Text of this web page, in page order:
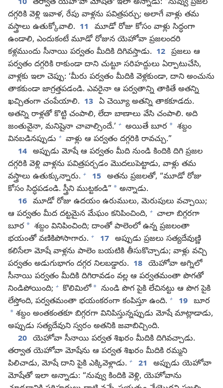
10 తర్వాత యెహోవా మోషేతో ఇలా అన్నాడు: “నువ్వు ప్రజల
దగ్గరికి వెళ్లి ఇవాళ, రేపు వాళ్లను పవిత్రపర్చు; అలాగే వాళ్లు తమ
వస్త్రాలు ఉతుక్కోవాలి. 11
మూడో రోజు కోసం వాళ్లు సిద్ధంగా
ఉండాలి, ఎందుకంటే మూడో రోజున యెహోవా ప్రజలందరి
కళ్లముందు సీనాయి పర్వతం మీదికి దిగివస్తాడు. 12 ప్రజలు ఆ
పర్వతం దగ్గరికి రాకుండా దాని చుట్టూ సరిహద్దులు ఏర్పాటుచేసి,
వాళ్లకు ఇలా చెప్పు: ‘మీరు పర్వతం మీదికి వెళ్లకుండా, దాని అంచును
తాకకుండా జాగ్రత్తపడండి. ఎవరైనా ఆ పర్వతాన్ని తాకితే అతన్ని
ఖచ్చితంగా చంపేయాలి. 13 ఏ చెయ్యీ అతన్ని తాకకూడదు.
అతన్ని రాళ్లతో కొట్టి చంపాలి, లేదా బాణాలు వేసి చంపాలి. అది
జంతువైనా, మనిషైనా చావాల్సిందే.’ + అయితే బూర * శబ్దం
వినబడినప్పుడు + వాళ్లు ఆ పర్వతం దగ్గరికి రావచ్చు.”
14 అప్పుడు మోషే ఆ పర్వతం మీది నుండి కిందికి దిగి ప్రజల
దగ్గరికి వెళ్లి వాళ్లను పవిత్రపర్చడం మొదలుపెట్టాడు, వాళ్లు తమ
వస్త్రాలు ఉతుక్కున్నారు. + 15 అతను ప్రజలతో, “మూడో రోజు
కోసం సిద్ధపడండి. స్త్రీని ముట్టకండి” * అన్నాడు.
16 మూడో రోజు ఉదయం ఉరుములు, మెరుపులు వచ్చాయి;
ఆ పర్వతం మీద దట్టమైన మేఘం కనిపించింది, + చాలా బిగ్గరగా
బూర * శబ్దం వినిపించింది; దాంతో పాలెంలో ఉన్న ప్రజలంతా
భయంతో వణికిపోసాగారు. + 17 అప్పుడు ప్రజలు సత్యదేవుణ్ణి
కలిసేలా మోషే వాళ్లను పాలెం బయటికి తీసుకొచ్చాడు; వాళ్లు వచ్చి
పర్వతం అడుగుభాగం దగ్గర నిలబడ్డారు. 18 యెహోవా అగ్నిలో
సీనాయి పర్వతం మీదికి దిగిరావడం వల్ల ఆ పర్వతమంతా పొగతో
నిండిపోయింది; + కొలిమిలో * నుండి పొగ పైకి లేచినట్టు ఆ పొగ పైకి
లేస్తోంది, పర్వతమంతా భయంకరంగా కంపిస్తూ ఉంది. + 19 బూర
* శబ్దం అంతకంతకూ బిగ్గరగా వినిపిస్తున్నప్పుడు మోషే మాట్లాడాడు,
అప్పుడు సత్యదేవుని స్వరం అతనికి జవాబిచ్చింది.
20 యెహోవా సీనాయి పర్వత శిఖరం మీదికి దిగివచ్చాడు.
తర్వాత యెహోవా మోషేను ఆ పర్వత శిఖరం మీదికి రమ్మని
పిలిచాడు, మోషే దాని పైకి ఎక్కివెళ్లాడు. + 21
అప్పుడు యెహోవా
మోషేతో ఇలా అన్నాడు: “నువ్వు కిందికి వెళ్లి, యెహోవాను